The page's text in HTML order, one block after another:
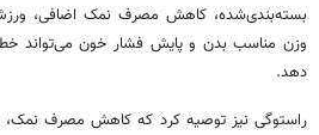
بسته‌بندی‌شده، کاهش مصرف نمک اضافی،
وزن مناسب بدن و پایش فشار خون می‌تواند
دهد.
راستوگی نیز توصیه کرد که کاهش مصرف نمک،